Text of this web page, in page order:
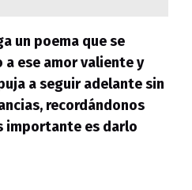
un poema que se
ese amor valiente y
a seguir adelante sin
recordándonos
importante es darlo